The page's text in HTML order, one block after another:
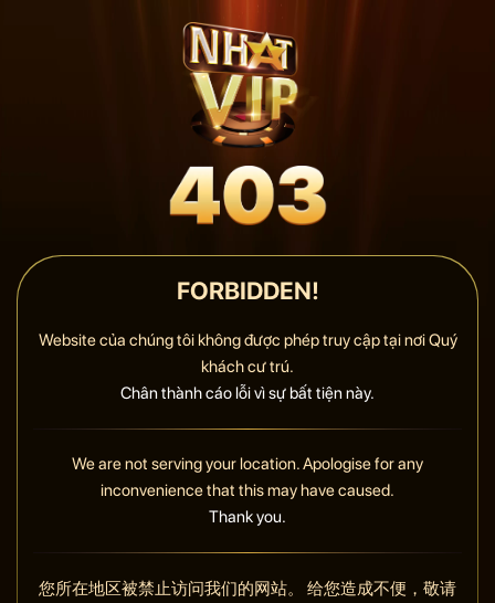
FORBIDDEN!
Website của chúng tôi không được phép truy cập tại nơi Quý
khách cư trú.
Chân thành cáo lỗi vì sự bất tiện này.
We are not serving your location. Apologise for any
inconvenience that this may have caused.
Thank you.
您所在地区被禁止访问我们的网站。 给您造成不便，敬请